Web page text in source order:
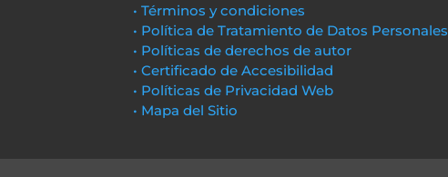
• Términos y condiciones
• Política de Tratamiento de Datos Personales
• Políticas de derechos de autor
• Certificado de Accesibilidad
• Políticas de Privacidad Web
• Mapa del Sitio